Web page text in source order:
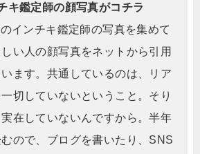
キ鑑定師の顔写真がコチラ
インチキ鑑定師の写真を集めて
い人の顔写真をネットから引用
ます。共通しているのは、リア
切していないということ。そり
在していないんですから。半年
ので、ブログを書いたり、SNS